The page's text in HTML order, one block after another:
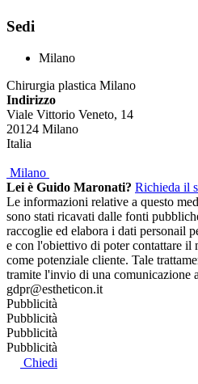
Sedi
Milano
Chirurgia plastica Milano
Indirizzo
Viale Vittorio Veneto, 14
20124 Milano
Italia
Milano
Lei è Guido Maronati? Richieda il
Le informazioni relative a questo
sono stati ricavati dalle fonti
raccoglie ed elabora i dati personail
e con l'obiettivo di poter contattare il
come potenziale cliente. Tale
tramite l'invio di una comunicazione
gdpr@estheticon.it
Pubblicità
Pubblicità
Pubblicità
Pubblicità
Chiedi